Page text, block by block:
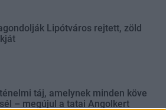
Lipótváros rejtett, zöld
táj, amelynek minden köve
– megújul a tatai Angolkert